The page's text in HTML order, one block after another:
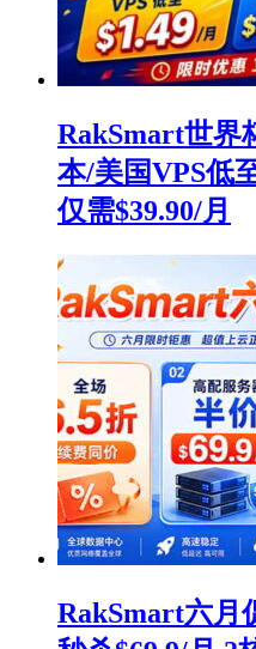
RakSmart世界
本/美国VPS低
仅需$39.90/月
RakSmart六月